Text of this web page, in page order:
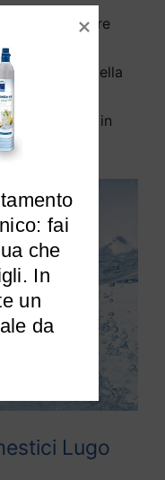
richiede opere
dall’acqua della
tua acqua in
Lugo
che
In
un
da